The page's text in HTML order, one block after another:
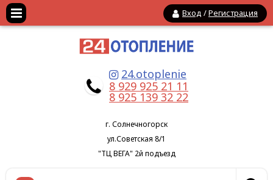
Вход /Регистрация
24.otoplenie
8 929 925 21 11
8 925 139 32 22
г. Солнечногорск
ул.Советская 8/1
"ТЦ ВЕГА" 2й подъезд